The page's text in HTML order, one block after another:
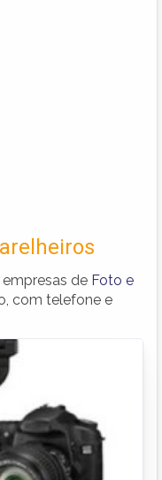
de Foto e
com telefone e